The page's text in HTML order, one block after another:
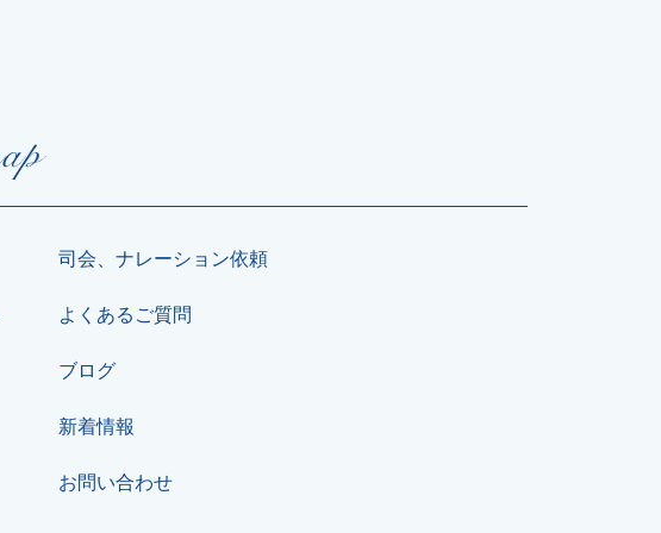
司会、ナレーション依頼
よくあるご質問
ブログ
新着情報
お問い合わせ